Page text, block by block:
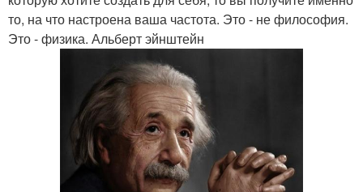
то, на что настроена ваша частота. Это - не философия.
Это - физика. Альберт эйнштейн